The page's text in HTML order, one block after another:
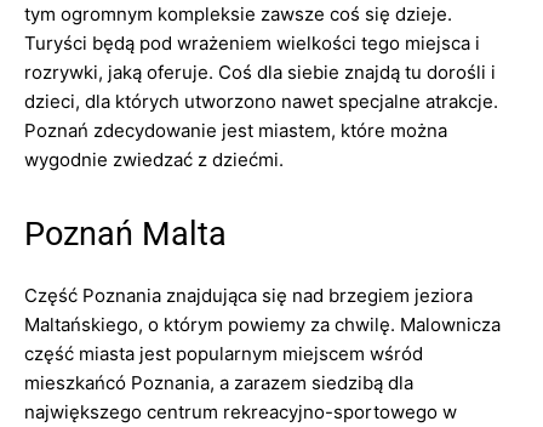
tym ogromnym kompleksie zawsze coś się dzieje.
Turyści będą pod wrażeniem wielkości tego miejsca i
rozrywki, jaką oferuje. Coś dla siebie znajdą tu dorośli i
dzieci, dla których utworzono nawet specjalne atrakcje.
Poznań zdecydowanie jest miastem, które można
wygodnie zwiedzać z dziećmi.
Poznań Malta
Część Poznania znajdująca się nad brzegiem jeziora
Maltańskiego, o którym powiemy za chwilę. Malownicza
część miasta jest popularnym miejscem wśród
mieszkańcó Poznania, a zarazem siedzibą dla
największego centrum rekreacyjno-sportowego w